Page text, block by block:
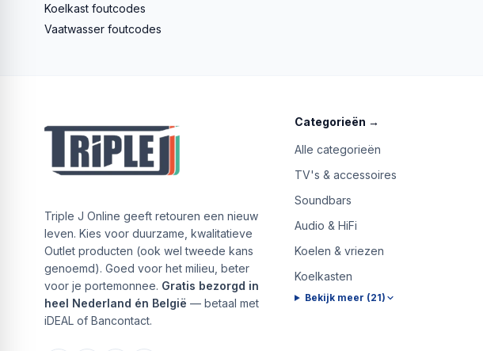
Koelkast foutcodes
Vaatwasser foutcodes
Triple J Online geeft retouren een nieuw
leven. Kies voor duurzame, kwalitatieve
Outlet producten (ook wel tweede kans
genoemd). Goed voor het milieu, beter
voor je portemonnee. Gratis bezorgd in
heel Nederland én België — betaal met
iDEAL of Bancontact.
Categorieën →
Alle categorieën
TV's & accessoires
Soundbars
Audio & HiFi
Koelen & vriezen
Koelkasten
Bekijk meer (21)